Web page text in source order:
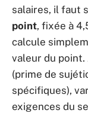
salaires, il faut
point, fixée à
calcule
valeur du point.
(prime de
spécifiques),
exigences du